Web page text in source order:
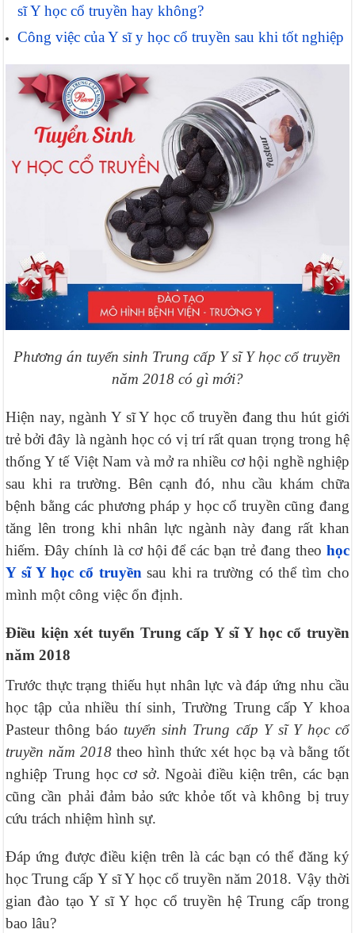
sĩ Y học cổ truyền hay không?
Công việc của Y sĩ y học cổ truyền sau khi tốt nghiệp
Phương án tuyển sinh Trung cấp Y sĩ Y học cổ truyền
năm 2018 có gì mới?
Hiện nay, ngành Y sĩ Y học cổ truyền đang thu hút giới
trẻ bởi đây là ngành học có vị trí rất quan trọng trong hệ
thống Y tế Việt Nam và mở ra nhiều cơ hội nghề nghiệp
sau khi ra trường. Bên cạnh đó, nhu cầu khám chữa
bệnh bằng các phương pháp y học cổ truyền cũng đang
tăng lên trong khi nhân lực ngành này đang rất khan
hiếm. Đây chính là cơ hội để các bạn trẻ đang theo học
Y sĩ Y học cổ truyềnsau khi ra trường có thể tìm cho
mình một công việc ổn định.
Điều kiện xét tuyển Trung cấp Y sĩ Y học cổ truyền
năm 2018
Trước thực trạng thiếu hụt nhân lực và đáp ứng nhu cầu
học tập của nhiều thí sinh, Trường Trung cấp Y khoa
Pasteur thông báo tuyển sinh Trung cấp Y sĩ Y học cổ
truyền năm 2018 theo hình thức xét học bạ và bằng tốt
nghiệp Trung học cơ sở. Ngoài điều kiện trên, các bạn
cũng cần phải đảm bảo sức khỏe tốt và không bị truy
cứu trách nhiệm hình sự.
Đáp ứng được điều kiện trên là các bạn có thể đăng ký
học Trung cấp Y sĩ Y học cổ truyền năm 2018. Vậy thời
gian đào tạo Y sĩ Y học cổ truyền hệ Trung cấp trong
bao lâu?